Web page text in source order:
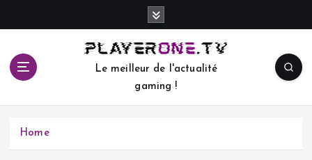
c
Le meilleur de l'actualité
gaming !
Home